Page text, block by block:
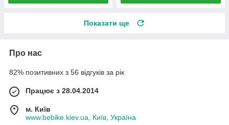
Показати ще
Про нас
82% позитивних з 56 відгуків за рік
Працює з 28.04.2014
м. Київ
www.bebike.kiev.ua, Київ, Україна